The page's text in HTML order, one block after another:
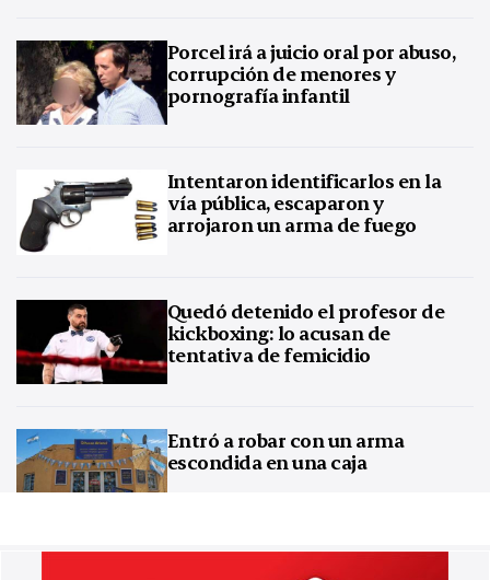
Porcel irá a juicio oral por abuso,
corrupción de menores y
pornografía infantil
Intentaron identificarlos en la
vía pública, escaparon y
arrojaron un arma de fuego
Quedó detenido el profesor de
kickboxing: lo acusan de
tentativa de femicidio
Entró a robar con un arma
escondida en una caja